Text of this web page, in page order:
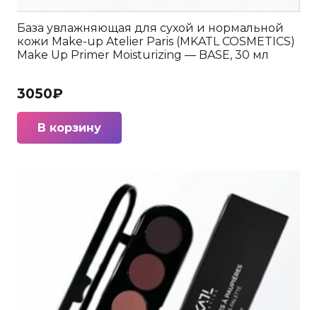
База увлажняющая для сухой и нормальной
кожи Make-up Atelier Paris (MKATL COSMETICS)
Make Up Primer Moisturizing — BASE, 30 мл
3050₽
В корзину